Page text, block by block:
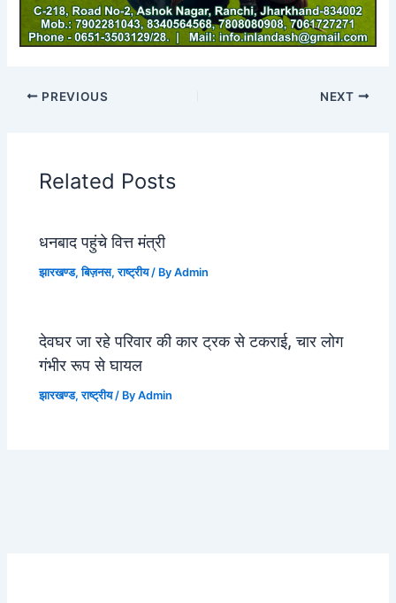
PREVIOUS NEXT
Related Posts
धनबाद पहुंचे वित्त मंत्री
झारखण्ड,बिज़नस,राष्ट्रीय/ ByAdmin
देवघर जा रहे परिवार की कार ट्रक से टकराई, चार लोग
गंभीर रूप से घायल
झारखण्ड,राष्ट्रीय/ ByAdmin